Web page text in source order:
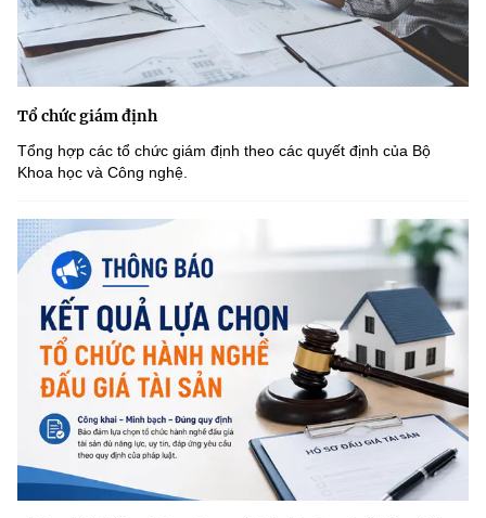
Tổ chức giám định
Tổng hợp các tổ chức giám định theo các quyết định của Bộ
Khoa học và Công nghệ.